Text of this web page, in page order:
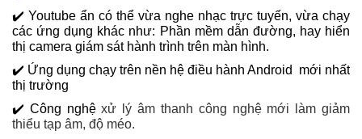
✔️ Youtube ẩn có thể vừa nghe nhạc trực tuyến, vừa chạy
các ứng dụng khác như: Phần mềm dẫn đường, hay hiển
thị camera giám sát hành trình trên màn hình.
✔️ Ứng dụng chạy trên nền hệ điều hành Android mới nhất
thị trường
✔️ Công nghệxử lý âm thanh công nghệ mới làm giảm
thiểu tạp âm, độ méo.